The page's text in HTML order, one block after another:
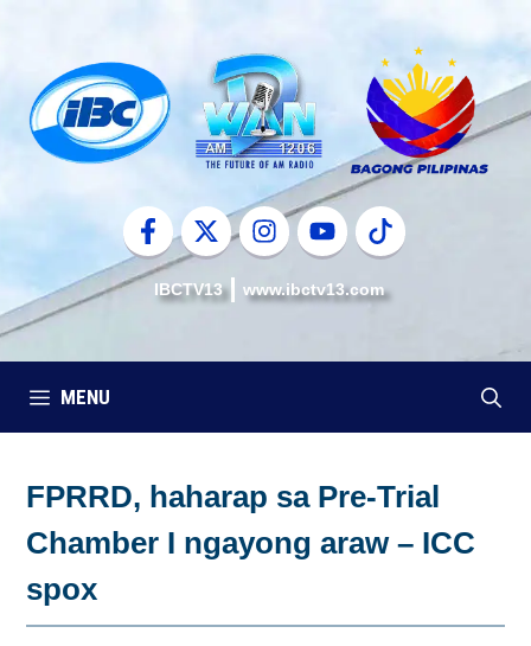
content
IBCTV13 www.ibctv13.com
MENU
FPRRD, haharap sa Pre-Trial
Chamber I ngayong araw – ICC
spox